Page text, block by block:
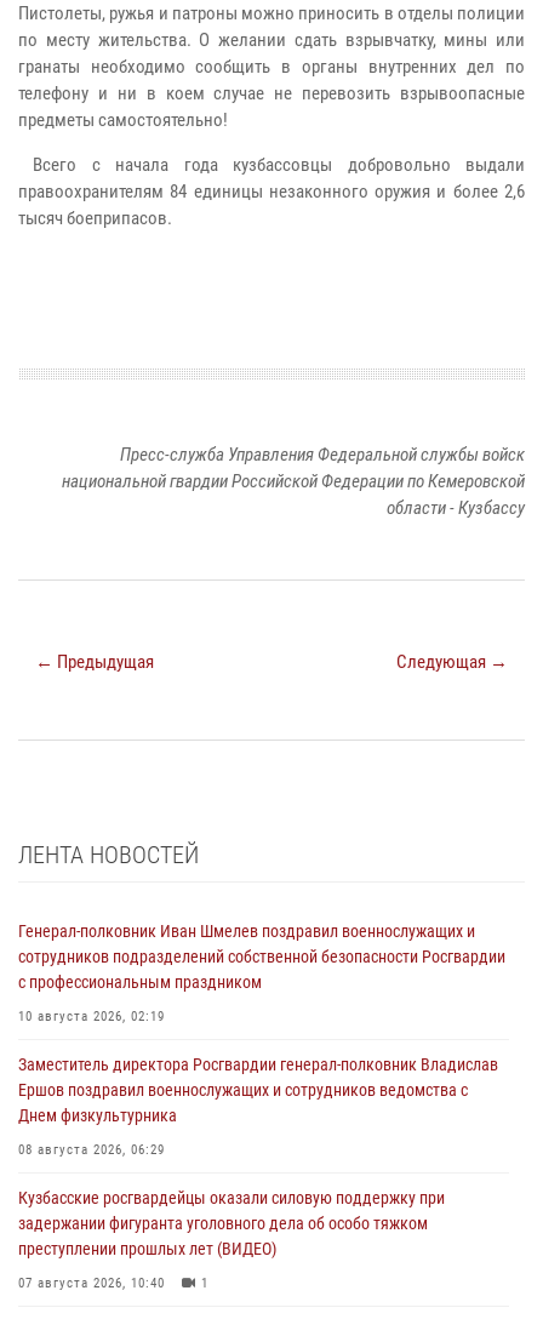
Пистолеты, ружья и патроны можно приносить в отделы полиции
по месту жительства. О желании сдать взрывчатку, мины или
гранаты необходимо сообщить в органы внутренних дел по
телефону и ни в коем случае не перевозить взрывоопасные
предметы самостоятельно!
Всего с начала года кузбассовцы добровольно выдали
правоохранителям 84 единицы незаконного оружия и более 2,6
тысяч боеприпасов.
Пресс-служба Управления Федеральной службы войск
национальной гвардии Российской Федерации по Кемеровской
области - Кузбассу
← Предыдущая Следующая →
ЛЕНТА НОВОСТЕЙ
Генерал-полковник Иван Шмелев поздравил военнослужащих и
сотрудников подразделений собственной безопасности Росгвардии
с профессиональным праздником
10 августа 2026, 02:19
Заместитель директора Росгвардии генерал-полковник Владислав
Ершов поздравил военнослужащих и сотрудников ведомства с
Днем физкультурника
08 августа 2026, 06:29
Кузбасские росгвардейцы оказали силовую поддержку при
задержании фигуранта уголовного дела об особо тяжком
преступлении прошлых лет (ВИДЕО)
07 августа 2026, 10:40 1